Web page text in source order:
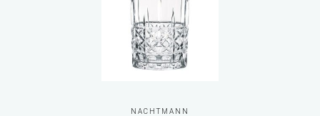
NACHTMANN